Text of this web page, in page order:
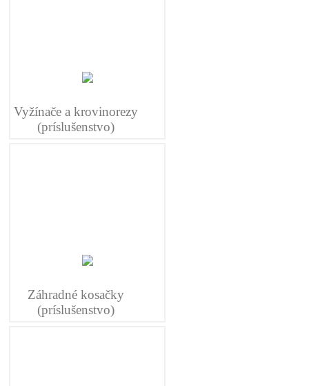
Vyžínače a krovinorezy
(príslušenstvo)
Záhradné kosačky
(príslušenstvo)